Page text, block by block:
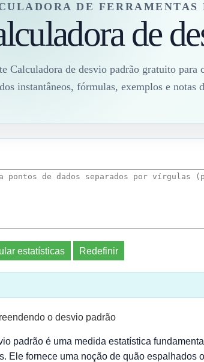
DE
de
Calculadora de desvio padrão gratuito
instantâneos, fórmulas, exemplos e notas
estatísticas Redefinir
o desvio padrão
padrão é uma medida estatística
Ele fornece uma noção de quão espalhados